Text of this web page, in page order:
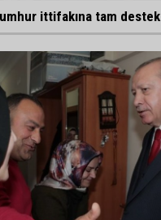
ittifakına tam destek